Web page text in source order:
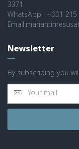
3371
WhatsApp : +001 215
Newsletter
By subscribing you